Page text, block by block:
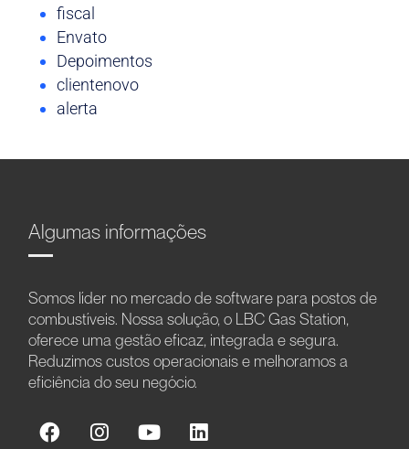
fiscal
Envato
Depoimentos
clientenovo
alerta
Algumas informações
Somos líder no mercado de software para postos de
combustíveis. Nossa solução, o LBC Gas Station,
oferece uma gestão eficaz, integrada e segura.
Reduzimos custos operacionais e melhoramos a
eficiência do seu negócio.